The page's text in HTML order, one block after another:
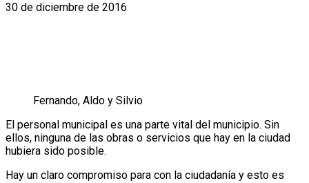
30 de diciembre de 2016
Fernando, Aldo y Silvio
El personal municipal es una parte vital del municipio. Sin
ellos, ninguna de las obras o servicios que hay en la ciudad
hubiera sido posible.
Hay un claro compromiso para con la ciudadanía y esto es